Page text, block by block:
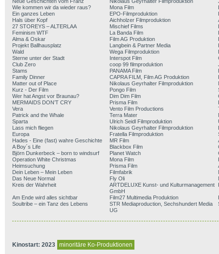
Wie kommen wir da wieder raus?
Mona Film
Ein ganzes Leben
EPO-Filmproduktion
Hals über Kopf
Aichholzer Filmproduktion
27 STOREYS – ALTERLAA
Mischief Films
Feminism WTF
La Banda Film
Alma & Oskar
Film AG Produktion
Projekt Ballhausplatz
Langbein & Partner Media
Wald
Wega Filmproduktion
Sterne unter der Stadt
Interspot Film
Club Zero
coop 99 filmproduktion
Stams
PANAMA Film
Family Dinner
CAPRA FILM, Film AG Produktion
Matter out of Place
Nikolaus Geyrhalter Filmproduktion
Kurz - Der Film
Pongo Film
Wer hat Angst vor Braunau?
Dim Dim Film
MERMAIDS DON’T CRY
Prisma Film
Vera
Vento Film Productions
Patrick and the Whale
Terra Mater
Sparta
Ulrich Seidl Filmproduktion
Lass mich fliegen
Nikolaus Geyrhalter Filmproduktion
Europa
Fratella Filmproduktion
Hades - Eine (fast) wahre Geschichte
MR Film
A Boy´s Life
Blackbox Film
Björn Dunkerbeck – born to windsurf
Planet Watch
Operation White Christmas
Mona Film
Heimsuchung
Prisma Film
Dein Leben – Mein Leben
Filmfabrik
Das Neue Normal
Fly Oli
Kreis der Wahrheit
ARTDELUXE Kunst- und Kulturmanagement
GmbH
Am Ende wird alles sichtbar Film27 Multimedia Produktion
Soultribe – ein Tanz des Lebens
STR Mediaproduction, Sechshundert Media
UG
Kinostart: 2023 minoritäre Ko-Produktionen